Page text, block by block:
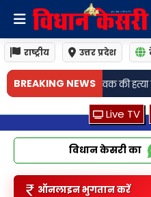
राष्ट्रीय उत्तर प्रदेश
BREAKING NEWS
में साजिश रचने के आरोप में पूर्व
Live TV
विधान केसरी का
ऑनलाइन भुगतान करें